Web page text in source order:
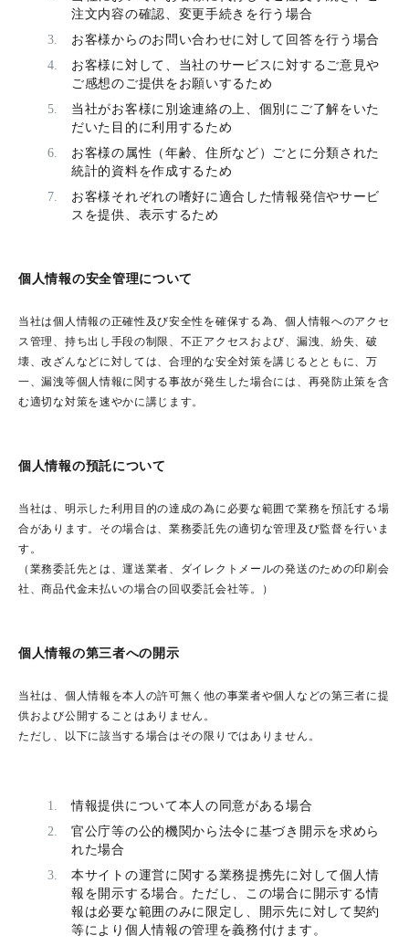
注文内容の確認、変更手続きを行う場合
お客様からのお問い合わせに対して回答を行う場合
お客様に対して、当社のサービスに対するご意見や
ご感想のご提供をお願いするため
当社がお客様に別途連絡の上、個別にご了解をいた
だいた目的に利用するため
お客様の属性（年齢、住所など）ごとに分類された
統計的資料を作成するため
お客様それぞれの嗜好に適合した情報発信やサービ
スを提供、表示するため
個人情報の安全管理について
当社は個人情報の正確性及び安全性を確保する為、個人情報へのアクセ
ス管理、持ち出し手段の制限、不正アクセスおよび、漏洩、紛失、破
壊、改ざんなどに対しては、合理的な安全対策を講じるとともに、万
一、漏洩等個人情報に関する事故が発生した場合には、再発防止策を含
む適切な対策を速やかに講じます。
個人情報の預託について
当社は、明示した利用目的の達成の為に必要な範囲で業務を預託する場
合があります。その場合は、業務委託先の適切な管理及び監督を行いま
す。
（業務委託先とは、運送業者、ダイレクトメールの発送のための印刷会
社、商品代金未払いの場合の回収委託会社等。）
個人情報の第三者への開示
当社は、個人情報を本人の許可無く他の事業者や個人などの第三者に提
供および公開することはありません。
ただし、以下に該当する場合はその限りではありません。
情報提供について本人の同意がある場合
官公庁等の公的機関から法令に基づき開示を求めら
れた場合
本サイトの運営に関する業務提携先に対して個人情
報を開示する場合。ただし、この場合に開示する情
報は必要な範囲のみに限定し、開示先に対して契約
等により個人情報の管理を義務付けます。